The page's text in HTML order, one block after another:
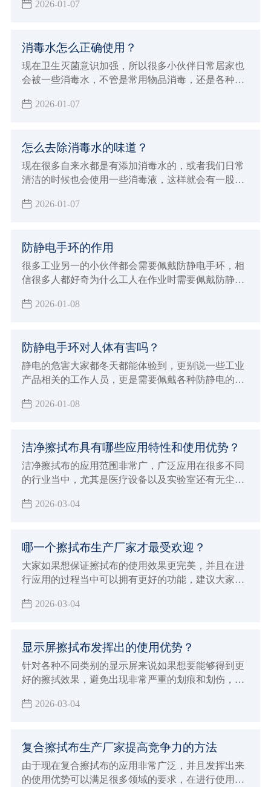
那么就需要擦拭干净，但是什么样的厨房纸能包食物
2026-01-07
消毒水怎么正确使用？
现在卫生灭菌意识加强，所以很多小伙伴日常居家也
会被一些消毒水，不管是常用物品消毒，还是各种下
有危害的，下面小辉就来给大家讲讲消毒水怎么正确
2026-01-07
怎么去除消毒水的味道？
现在很多自来水都是有添加消毒水的，或者我们日常
清洁的时候也会使用一些消毒液，这样就会有一股呛
的就不太友好了，所以今天小辉来给大家分享一下怎
2026-01-07
防静电手环的作用
很多工业另一的小伙伴都会需要佩戴防静电手环，相
信很多人都好奇为什么工人在作业时需要佩戴防静电
有效防静电的原理是什么，今天小辉就一并来给大家
2026-01-08
防静电手环对人体有害吗？
静电的危害大家都冬天都能体验到，更别说一些工业
产品相关的工作人员，更是需要佩戴各种防静电的护
到防静电，很多小伙伴也会想知道防静电手环对人体
2026-01-08
洁净擦拭布具有哪些应用特性和使用优势？
洁净擦拭布的应用范围非常广，广泛应用在很多不同
的行业当中，尤其是医疗设备以及实验室还有无尘车
以才会在一些重要的行业领域当中进行使用，能够让
用，也确实会发挥出很好的使用优势，下面就来为大
家介绍洁净擦拭布具体特征和优势。
2026-03-04
哪一个擦拭布生产厂家才最受欢迎？
大家如果想保证擦拭布的使用效果更完美，并且在进
行应用的过程当中可以拥有更好的功能，建议大家必
买，自然就可以保证使用的效果更加完美，如果想要
2026-03-04
显示屏擦拭布发挥出的使用优势？
针对各种不同类别的显示屏来说如果想要能够得到更
好的擦拭效果，避免出现非常严重的划痕和划伤，建
拭，这样才可以保证清洁的效果更加完美
2026-03-04
复合擦拭布生产厂家提高竞争力的方法
由于现在复合擦拭布的应用非常广泛，并且发挥出来
的使用优势可以满足很多领域的要求，在进行使用的